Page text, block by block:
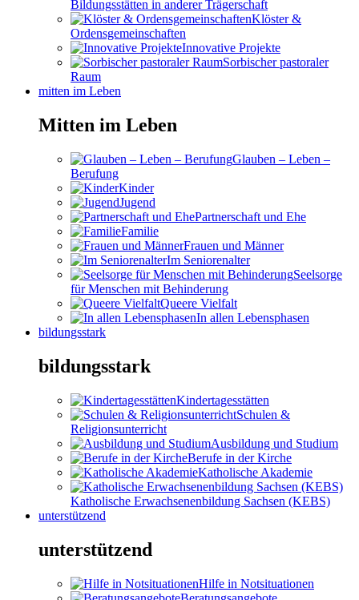
Bildungsstätten in anderer Trägerschaft
Klöster &
Ordensgemeinschaften
Innovative Projekte
Sorbischer pastoraler
Raum
mitten im Leben
Mitten im Leben
Glauben – Leben –
Berufung
Kinder
Jugend
Partnerschaft und Ehe
Familie
Frauen und Männer
Im Seniorenalter
Seelsorge
für Menschen mit Behinderung
Queere Vielfalt
In allen Lebensphasen
bildungsstark
bildungsstark
Kindertagesstätten
Schulen &
Religionsunterricht
Ausbildung und Studium
Berufe in der Kirche
Katholische Akademie
Katholische Erwachsenenbildung Sachsen (KEBS)
unterstützend
unterstützend
Hilfe in Notsituationen